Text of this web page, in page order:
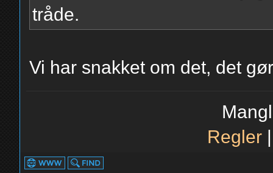
tråde.
Vi har snakket om det, det
Regler